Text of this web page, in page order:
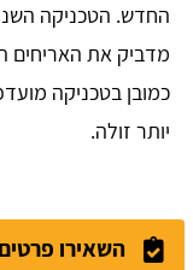
החדש. הטכניקה
מדביק את האריחים
כמובן בטכניקה
יותר זולה.
השאירו